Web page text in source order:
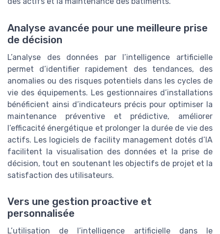
Analyse avancée pour une meilleure prise
de décision
L’analyse des données par l’intelligence artificielle
permet d’identifier rapidement des tendances, des
anomalies ou des risques potentiels dans les cycles de
vie des équipements. Les gestionnaires d’installations
bénéficient ainsi d’indicateurs précis pour optimiser la
maintenance préventive et prédictive, améliorer
l’efficacité énergétique et prolonger la durée de vie des
actifs. Les logiciels de facility management dotés d’IA
facilitent la visualisation des données et la prise de
décision, tout en soutenant les objectifs de projet et la
satisfaction des utilisateurs.
Vers une gestion proactive et
personnalisée
L’utilisation de l’intelligence artificielle dans le